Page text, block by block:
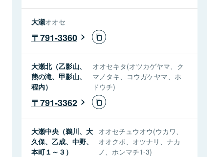
大瀬オオセ
791-3360
大瀬北（乙影山、
熊の滝、甲影山、
程内）
オオセキタ(オツカゲヤマ、ク
マノタキ、コウガケヤマ、ホ
ドウチ)
791-3362
大瀬中央（鵜川、大
久保、乙成、中野、
本町１～３）
オオセチュウオウ(ウカワ、
オオクボ、オツナリ、ナカ
ノ、ホンマチ1-3)